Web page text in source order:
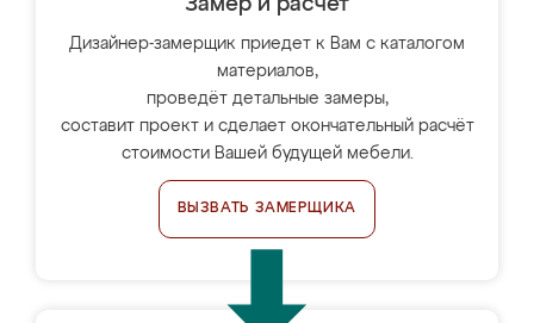
Замер и расчет
Дизайнер-замерщик приедет к Вам с каталогом
материалов,
проведёт детальные замеры,
составит проект и сделает окончательный расчёт
стоимости Вашей будущей мебели.
ВЫЗВАТЬ ЗАМЕРЩИКА